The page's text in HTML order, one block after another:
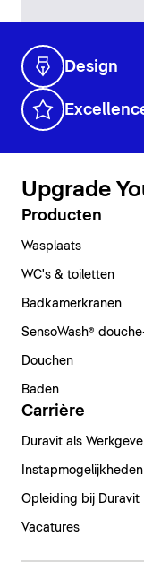
Design
Upgrade
Producten
Wasplaats
WC's & toiletten
Badkamerkranen
SensoWash®
Douchen
Baden
Carrière
Duravit als
Instapmogelijkheden
Opleiding bij Duravit
Vacatures